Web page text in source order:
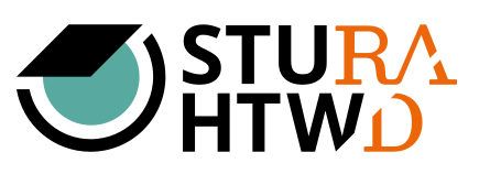
Werkzeuge